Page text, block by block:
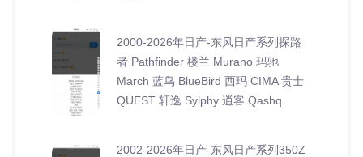
2000-2026年日产-东风日产系列探路
者 Pathfinder 楼兰 Murano 玛驰
March 蓝鸟 BlueBird 西玛 CIMA 贵士
QUEST 轩逸 Sylphy 逍客 Qashq
2002-2026年日产-东风日产系列350Z